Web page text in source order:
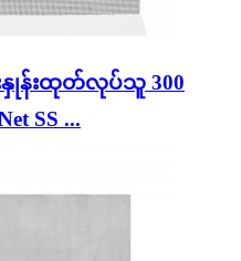
နှုန်းထုတ်လုပ်သူ 300
SS ...